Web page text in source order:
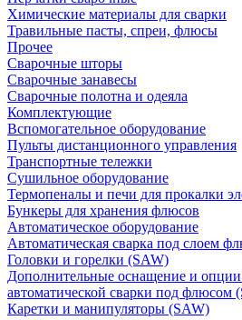
Химические материалы для сварки
Травильные пасты, спреи, флюсы
Прочее
Сварочные шторы
Сварочные занавесы
Сварочные полотна и одеяла
Комплектующие
Вспомогательное оборудование
Пульты дистанционного управления
Транспортные тележки
Сушильное оборудование
Термопеналы и печи для прокалки
Бункеры для хранения флюсов
Автоматическое оборудование
Автоматическая сварка под слоем
Головки и горелки (SAW)
Дополнительные оснащение и опции
автоматической сварки под флюсом
Каретки и манипуляторы (SAW)